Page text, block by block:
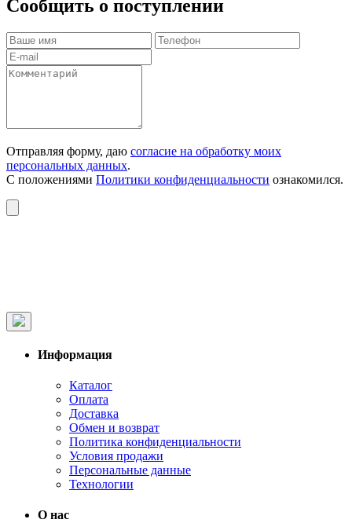
Сообщить о поступлении
Отправляя форму, даю согласие на обработку моих
персональных данных.
С положениями Политики конфиденциальности ознакомился.
Информация
Каталог
Оплата
Доставка
Обмен и возврат
Политика конфиденциальности
Условия продажи
Персональные данные
Технологии
О нас